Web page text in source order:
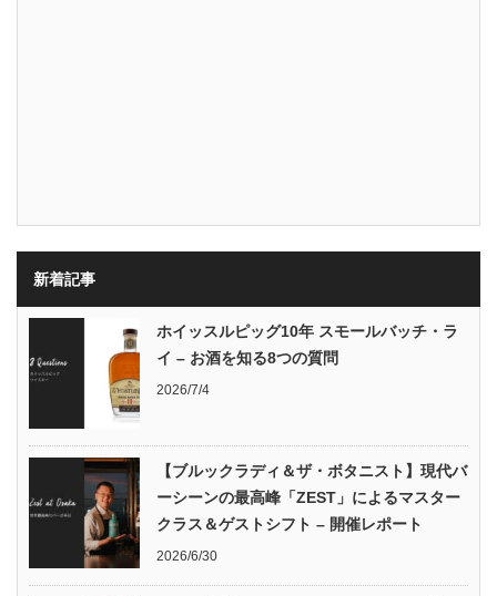
新着記事
ホイッスルピッグ10年 スモールバッチ・ラ
イ – お酒を知る8つの質問
2026/7/4
【ブルックラディ＆ザ・ボタニスト】現代バ
ーシーンの最高峰「ZEST」によるマスター
クラス＆ゲストシフト – 開催レポート
2026/6/30